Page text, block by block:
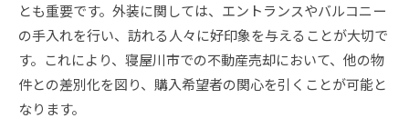
とも重要です。外装に関しては、エントランスやバルコニー
の手入れを行い、訪れる人々に好印象を与えることが大切で
す。これにより、寝屋川市での不動産売却において、他の物
件との差別化を図り、購入希望者の関心を引くことが可能と
なります。